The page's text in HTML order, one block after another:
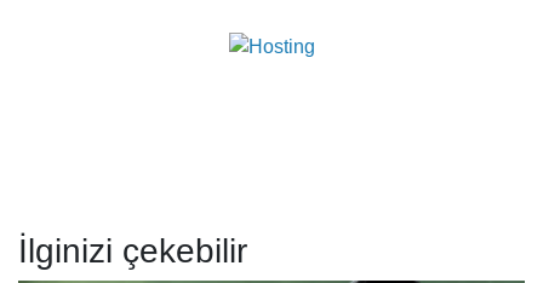
İlginizi çekebilir